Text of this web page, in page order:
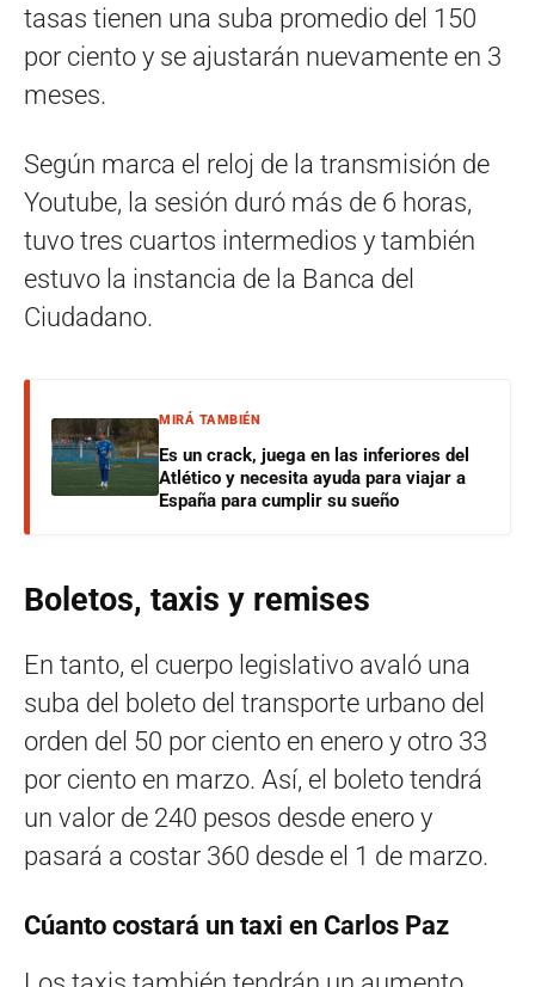
tasas tienen una suba promedio del 150
por ciento y se ajustarán nuevamente en 3
meses.
Según marca el reloj de la transmisión de
Youtube, la sesión duró más de 6 horas,
tuvo tres cuartos intermedios y también
estuvo la instancia de la Banca del
Ciudadano.
MIRÁ TAMBIÉN
Es un crack, juega en las inferiores del
Atlético y necesita ayuda para viajar a
España para cumplir su sueño
Boletos, taxis y remises
En tanto, el cuerpo legislativo avaló una
suba del boleto del transporte urbano del
orden del 50 por ciento en enero y otro 33
por ciento en marzo. Así, el boleto tendrá
un valor de 240 pesos desde enero y
pasará a costar 360 desde el 1 de marzo.
Cúanto costará un taxi en Carlos Paz